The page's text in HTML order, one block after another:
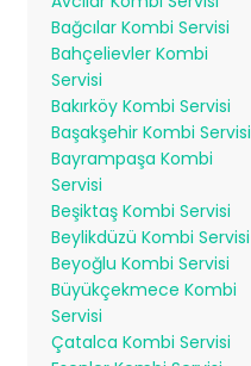
Bağcılar Kombi Servisi
Bahçelievler Kombi
Servisi
Bakırköy Kombi Servisi
Başakşehir Kombi Servisi
Bayrampaşa Kombi
Servisi
Beşiktaş Kombi Servisi
Beylikdüzü Kombi Servisi
Beyoğlu Kombi Servisi
Büyükçekmece Kombi
Servisi
Çatalca Kombi Servisi